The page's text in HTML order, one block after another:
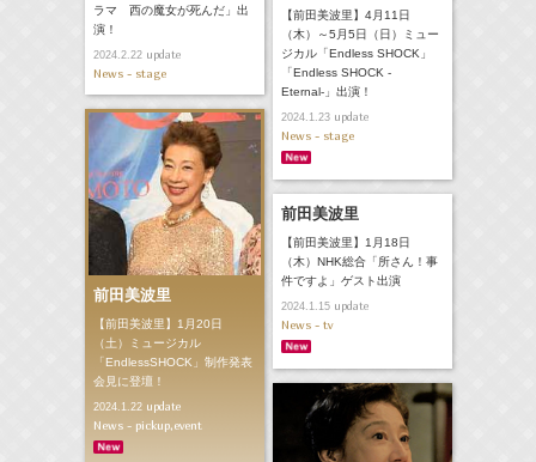
ラマ 西の魔女が死んだ」出
演！
2024.2.22update
News - stage
【前田美波里】4月11日
（木）～5月5日（日）ミュー
ジカル「Endless SHOCK」
「Endless SHOCK -
Eternal-」出演！
2024.1.23update
News - stage
前田美波里
【前田美波里】1月20日
（土）ミュージカル
「EndlessSHOCK」制作発表
会見に登壇！
2024.1.22update
News - pickup,event
前田美波里
【前田美波里】1月18日
（木）NHK総合「所さん！事
件ですよ」ゲスト出演
2024.1.15update
News - tv